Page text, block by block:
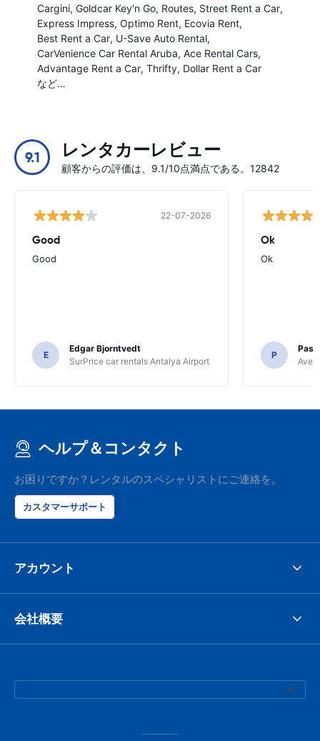
Cargini Goldcar Key'n Go Routes Street Rent a Car
Express Impress Optimo Rent Ecovia Rent
Best Rent a Car U-Save Auto Rental
CarVenience Car Rental Aruba Ace Rental Cars
Advantage Rent a Car Thrifty Dollar Rent a Car
など…
9.1 レンタカーレビュー
顧客からの評価は、9.1/10点満点である。12842
22-07-2026
Good
Good
E
Edgar Bjorntvedt
SurPrice car rentals Antalya Airport
Ok
Ok
P
Avec
ヘルプ＆コンタクト
お困りですか？レンタルのスペシャリストにご連絡を。
カスタマーサポート
アカウント
会社概要